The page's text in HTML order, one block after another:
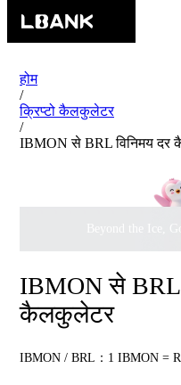
होम
/
क्रिप्टो कैलकुलेटर
/
IBMON से BRL विनिमय
Beyond the Ice,
IBMON से BRL
कैलकुलेटर
IBMON / BRL：1 IBMON =